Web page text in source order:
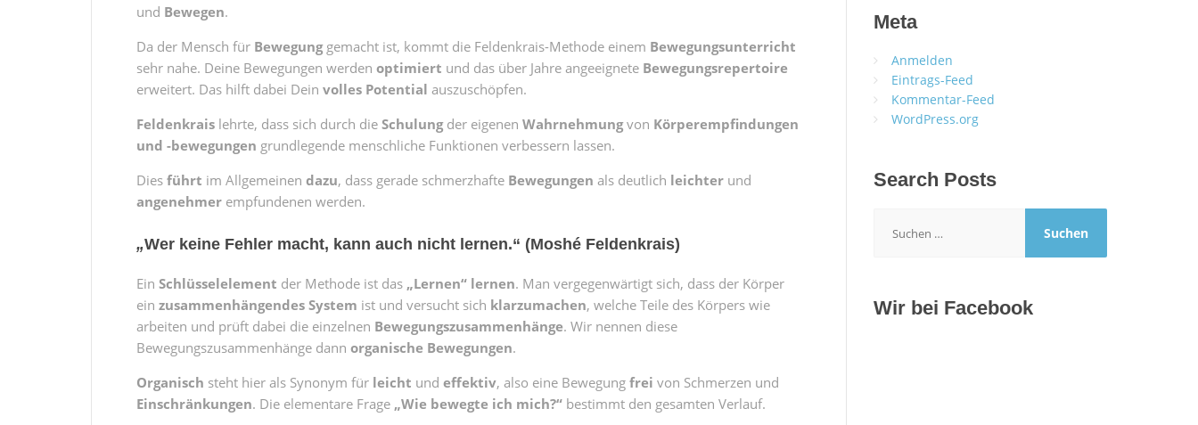
und Bewegen.
Da der Mensch für Bewegunggemacht ist, kommt die Feldenkrais-Methode einem Bewegungsunterricht
sehr nahe. Deine Bewegungen werden optimiert und das über Jahre angeeignete Bewegungsrepertoire
erweitert. Das hilft dabei Dein volles Potential auszuschöpfen.
Feldenkrais lehrte, dass sich durch die Schulungder eigenen Wahrnehmungvon Körperempfindungen
und -bewegungen grundlegende menschliche Funktionen verbessern lassen.
Dies führt im Allgemeinen dazu, dass gerade schmerzhafte Bewegungen als deutlich leichter und
angenehmer empfundenen werden.
„Wer keine Fehler macht, kann auch nicht lernen.“ (Moshé Feldenkrais)
Ein Schlüsselelement der Methode ist das „Lernen“ lernen. Man vergegenwärtigt sich, dass der Körper
ein zusammenhängendes System ist und versucht sich klarzumachen, welche Teile des Körpers wie
arbeiten und prüft dabei die einzelnen Bewegungszusammenhänge. Wir nennen diese
Bewegungszusammenhänge dann organische Bewegungen.
Organisch steht hier als Synonym für leicht und effektiv, also eine Bewegung frei von Schmerzen und
Einschränkungen. Die elementare Frage „Wie bewegte ich mich?“ bestimmt den gesamten Verlauf.
Meta
Anmelden
Eintrags-Feed
Kommentar-Feed
WordPress.org
Search Posts
nach:
Wir bei Facebook